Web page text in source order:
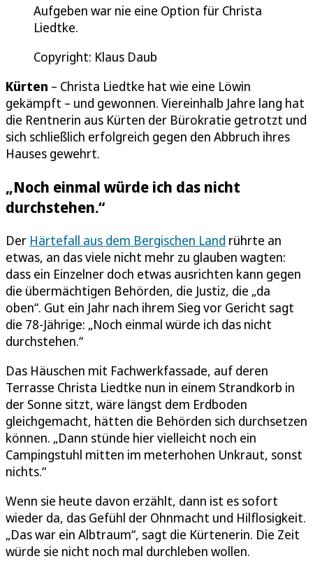
Aufgeben war nie eine Option für Christa
Liedtke.
Copyright: Klaus Daub
Kürten – Christa Liedtke hat wie eine Löwin
gekämpft – und gewonnen. Viereinhalb Jahre lang hat
die Rentnerin aus Kürten der Bürokratie getrotzt und
sich schließlich erfolgreich gegen den Abbruch ihres
Hauses gewehrt.
„Noch einmal würde ich das nicht
durchstehen.“
Der Härtefall aus dem Bergischen Land rührte an
etwas, an das viele nicht mehr zu glauben wagten:
dass ein Einzelner doch etwas ausrichten kann gegen
die übermächtigen Behörden, die Justiz, die „da
oben“. Gut ein Jahr nach ihrem Sieg vor Gericht sagt
die 78-Jährige: „Noch einmal würde ich das nicht
durchstehen.“
Das Häuschen mit Fachwerkfassade, auf deren
Terrasse Christa Liedtke nun in einem Strandkorb in
der Sonne sitzt, wäre längst dem Erdboden
gleichgemacht, hätten die Behörden sich durchsetzen
können. „Dann stünde hier vielleicht noch ein
Campingstuhl mitten im meterhohen Unkraut, sonst
nichts.“
Wenn sie heute davon erzählt, dann ist es sofort
wieder da, das Gefühl der Ohnmacht und Hilflosigkeit.
„Das war ein Albtraum“, sagt die Kürtenerin. Die Zeit
würde sie nicht noch mal durchleben wollen.